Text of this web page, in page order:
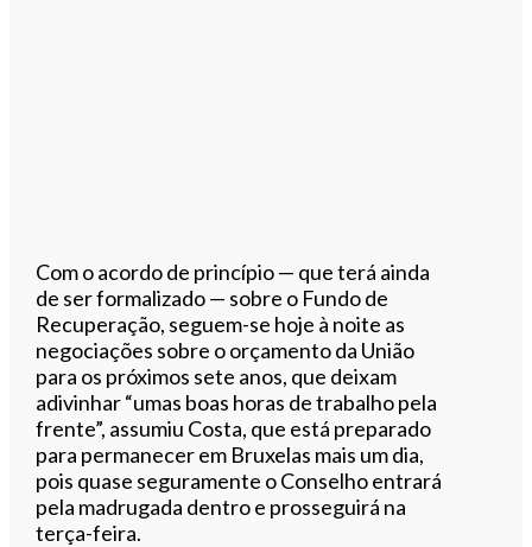
Com o acordo de princípio — que terá ainda
de ser formalizado — sobre o Fundo de
Recuperação, seguem-se hoje à noite as
negociações sobre o orçamento da União
para os próximos sete anos, que deixam
adivinhar “umas boas horas de trabalho pela
frente”, assumiu Costa, que está preparado
para permanecer em Bruxelas mais um dia,
pois quase seguramente o Conselho entrará
pela madrugada dentro e prosseguirá na
terça-feira.